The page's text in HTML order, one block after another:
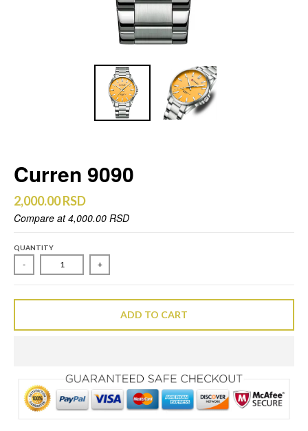
Curren 9090
2,000.00 RSD
Compare at4,000.00 RSD
QUANTITY
- +
ADD TO CART